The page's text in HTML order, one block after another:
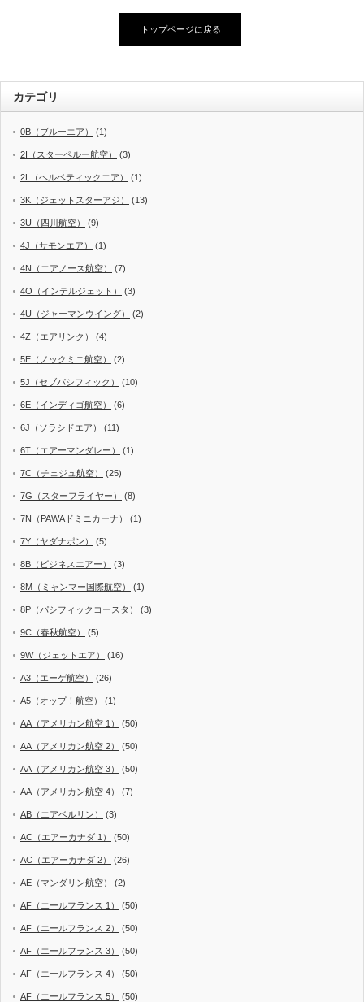
トップページに戻る
カテゴリ
0B（ブルーエア） (1)
2I（スターペルー航空） (3)
2L（ヘルベティックエア） (1)
3K（ジェットスターアジ） (13)
3U（四川航空） (9)
4J（サモンエア） (1)
4N（エアノース航空） (7)
4O（インテルジェット） (3)
4U（ジャーマンウイング） (2)
4Z（エアリンク） (4)
5E（ノックミニ航空） (2)
5J（セブパシフィック） (10)
6E（インディゴ航空） (6)
6J（ソラシドエア） (11)
6T（エアーマンダレー） (1)
7C（チェジュ航空） (25)
7G（スターフライヤー） (8)
7N（PAWAドミニカーナ） (1)
7Y（ヤダナポン） (5)
8B（ビジネスエアー） (3)
8M（ミャンマー国際航空） (1)
8P（パシフィックコースタ） (3)
9C（春秋航空） (5)
9W（ジェットエア） (16)
A3（エーゲ航空） (26)
A5（オップ！航空） (1)
AA（アメリカン航空 1） (50)
AA（アメリカン航空 2） (50)
AA（アメリカン航空 3） (50)
AA（アメリカン航空 4） (7)
AB（エアベルリン） (3)
AC（エアーカナダ 1） (50)
AC（エアーカナダ 2） (26)
AE（マンダリン航空） (2)
AF（エールフランス 1） (50)
AF（エールフランス 2） (50)
AF（エールフランス 3） (50)
AF（エールフランス 4） (50)
AF（エールフランス 5） (50)